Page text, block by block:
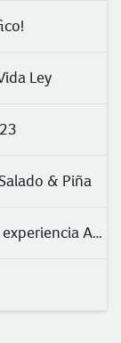
Ley
& Piña
Seguros vehiculares Pacífico: ¡una experiencia Asu!